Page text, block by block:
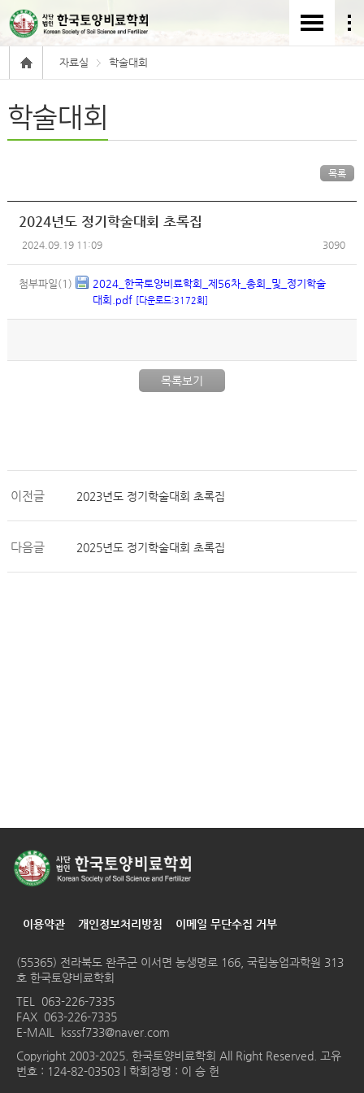
자료실 학술대회
학술대회
목록
2024년도 정기학술대회 초록집
2024.09.19 11:09 3090
첨부파일(1)
2024_한국토양비료학회_제56차_총회_및_정기학술
대회.pdf [다운로드:3172회]
목록보기
이전글 2023년도 정기학술대회 초록집
다음글 2025년도 정기학술대회 초록집
이용약관 개인정보처리방침 이메일 무단수집 거부
(55365) 전라북도 완주군 이서면 농생명로 166, 국립농업과학원 313
호 한국토양비료학회
TEL 063-226-7335
FAX 063-226-7335
E-MAIL
ksssf733@naver.com
Copyright 2003-2025. 한국토양비료학회 All Right Reserved. 고유
번호 : 124-82-03503 l 학회장명 : 이 승 헌